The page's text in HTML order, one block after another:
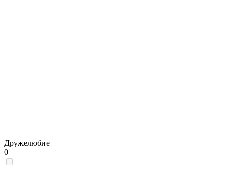
Дружелюбие
0